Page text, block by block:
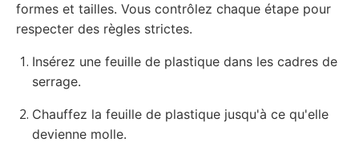
formes et tailles. Vous contrôlez chaque étape pour
respecter des règles strictes.
Insérez une feuille de plastique dans les cadres de
serrage.
Chauffez la feuille de plastique jusqu'à ce qu'elle
devienne molle.